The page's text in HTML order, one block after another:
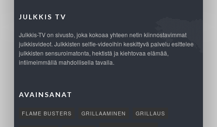
JULKKIS TV
Julkkis-TV on sivusto, joka kokoaa yhteen netin kiinnostavimmat
julkkisvideot. Julkkisten selfie-videoihin keskittyvä palvelu esittelee
julkkisten sensuroimatonta, hektistä ja kiehtovaa elämää,
intiimeimmällä mahdollisella tavalla.
AVAINSANAT
FLAME BUSTERS GRILLAAMINEN GRILLAUS